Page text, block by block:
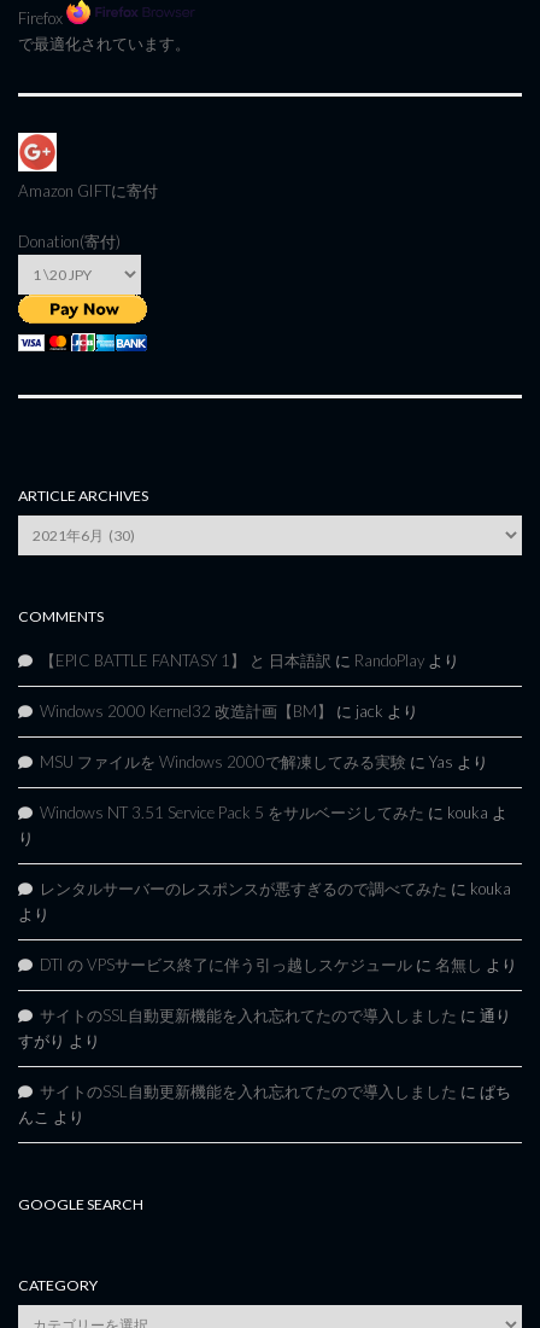
Firefox
で最適化されています。
Amazon GIFTに寄付
Donation(寄付)
ARTICLE ARCHIVES
Archives
COMMENTS
【EPIC BATTLE FANTASY 1】 と 日本語訳 に RandoPlay より
Windows 2000 Kernel32 改造計画【BM】 に jack より
MSU ファイルを Windows 2000で解凍してみる実験 に Yas より
Windows NT 3.51 Service Pack 5 をサルベージしてみた に kouka よ
り
レンタルサーバーのレスポンスが悪すぎるので調べてみた に kouka
より
DTI の VPSサービス終了に伴う引っ越しスケジュール に 名無し より
サイトのSSL自動更新機能を入れ忘れてたので導入しました に 通り
すがり より
サイトのSSL自動更新機能を入れ忘れてたので導入しました に ぱち
んこ より
GOOGLE SEARCH
CATEGORY
category